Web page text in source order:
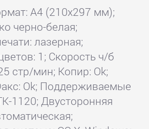
A4 (210x297 мм);
черно-белая;
лазерная;
1; Скорость ч/б
стр/мин; Копир: Ok;
Ok; Поддерживаемые
1120; Двусторонняя